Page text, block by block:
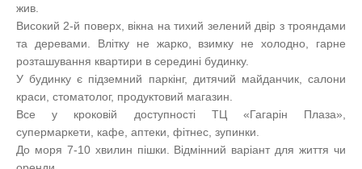
жив.
Високий 2-й поверх, вікна на тихий зелений двір з трояндами
та деревами. Влітку не жарко, взимку не холодно, гарне
розташування квартири в середині будинку.
У будинку є підземний паркінг, дитячий майданчик, салони
краси, стоматолог, продуктовий магазин.
Все у кроковій доступності ТЦ «Гагарін Плаза»,
супермаркети, кафе, аптеки, фітнес, зупинки.
До моря 7-10 хвилин пішки. Відмінний варіант для життя чи